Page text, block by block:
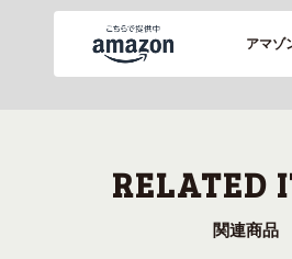
アマゾ
関連商品